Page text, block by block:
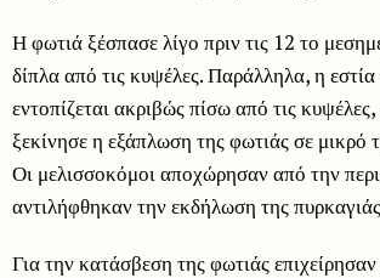
Η φωτιά ξέσπασε λίγο πριν τις 12 το
δίπλα από τις κυψέλες. Παράλληλα, η
εντοπίζεται ακριβώς πίσω από τις
ξεκίνησε η εξάπλωση της φωτιάς σε μικρό
Οι μελισσοκόμοι αποχώρησαν από την
αντιλήφθηκαν την εκδήλωση της
Για την κατάσβεση της φωτιάς